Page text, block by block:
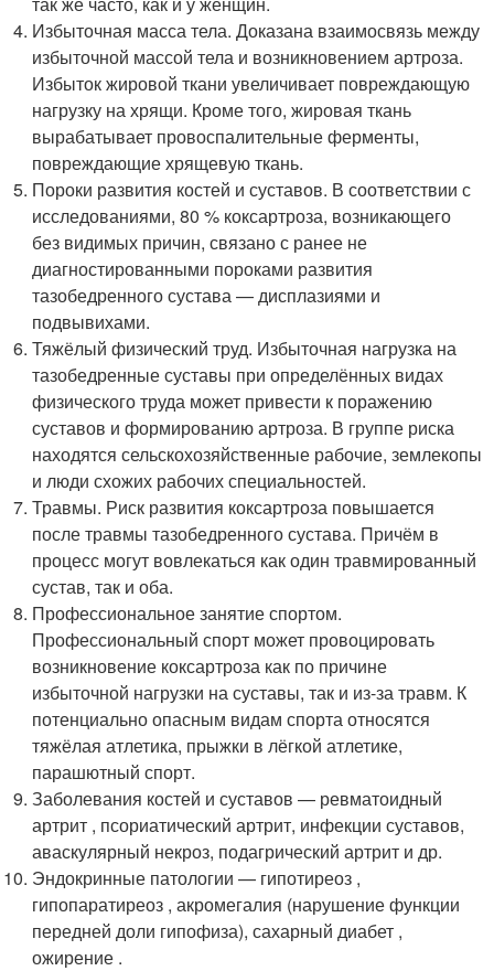
Избыточная масса тела. Доказана взаимосвязь между
избыточной массой тела и возникновением артроза.
Избыток жировой ткани увеличивает повреждающую
нагрузку на хрящи. Кроме того, жировая ткань
вырабатывает провоспалительные ферменты,
повреждающие хрящевую ткань.
Пороки развития костей и суставов. В соответствии с
исследованиями, 80 % коксартроза, возникающего
без видимых причин, связано с ранее не
диагностированными пороками развития
тазобедренного сустава — дисплазиями и
подвывихами.
Тяжёлый физический труд. Избыточная нагрузка на
тазобедренные суставы при определённых видах
физического труда может привести к поражению
суставов и формированию артроза. В группе риска
находятся сельскохозяйственные рабочие, землекопы
и люди схожих рабочих специальностей.
Травмы. Риск развития коксартроза повышается
после травмы тазобедренного сустава. Причём в
процесс могут вовлекаться как один травмированный
сустав, так и оба.
Профессиональное занятие спортом.
Профессиональный спорт может провоцировать
возникновение коксартроза как по причине
избыточной нагрузки на суставы, так и из-за травм. К
потенциально опасным видам спорта относятся
тяжёлая атлетика, прыжки в лёгкой атлетике,
парашютный спорт.
Заболевания костей и суставов — ревматоидный
артрит , псориатический артрит, инфекции суставов,
аваскулярный некроз, подагрический артрит и др.
Эндокринные патологии — гипотиреоз ,
гипопаратиреоз , акромегалия (нарушение функции
передней доли гипофиза), сахарный диабет ,
ожирение .